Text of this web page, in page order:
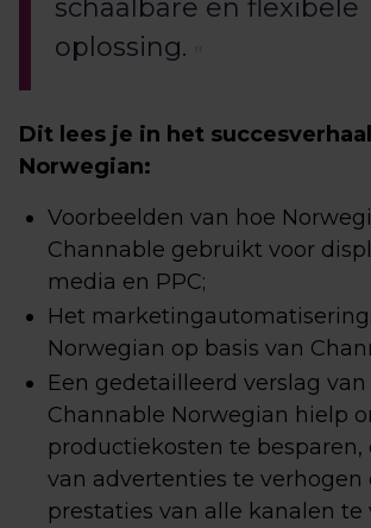
schaalbare en flexibele
oplossing.
Dit lees je in het
Norwegian:
Voorbeelden van hoe
Channable gebruikt voor
media en PPC;
Het
Norwegian op basis van
Een gedetailleerd verslag van
Channable Norwegian hielp
productiekosten te besparen,
van advertenties te verhogen
prestaties van alle kanalen te